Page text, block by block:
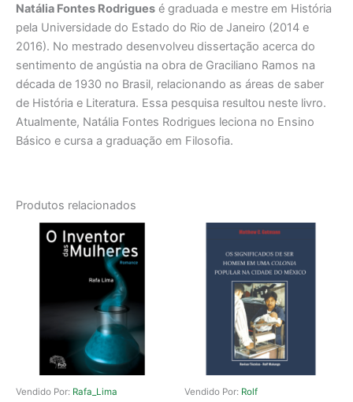
Natália Fontes Rodrigues é graduada e mestre em História
pela Universidade do Estado do Rio de Janeiro (2014 e
2016). No mestrado desenvolveu dissertação acerca do
sentimento de angústia na obra de Graciliano Ramos na
década de 1930 no Brasil, relacionando as áreas de saber
de História e Literatura. Essa pesquisa resultou neste livro.
Atualmente, Natália Fontes Rodrigues leciona no Ensino
Básico e cursa a graduação em Filosofia.
Produtos relacionados
Vendido Por: Rafa_Lima Vendido Por: Rolf